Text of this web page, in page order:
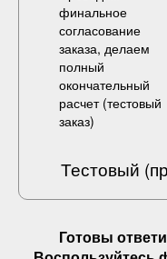
финальное
согласование
заказа, делаем
полный
окончательный
расчет (тестовый
заказ)
Тестовый
Готовы